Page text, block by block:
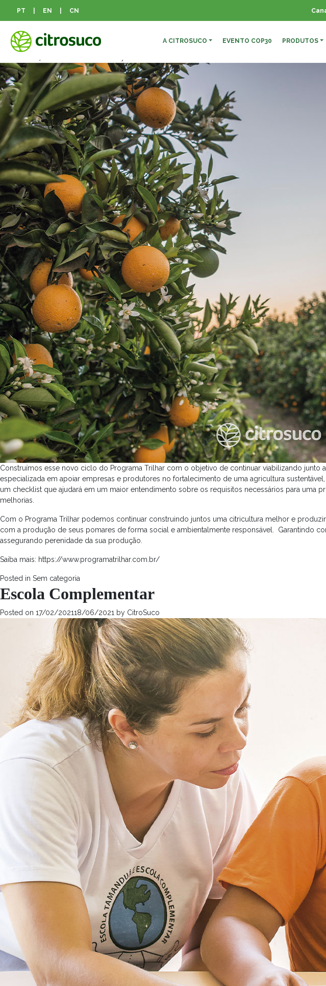
PT EN CN
A CITROSUCO EVENTO COP30 PRODUTOS
Dia: 17 de fevereiro de 2021
Programa Trilhar
Construímos esse novo ciclo do Programa Trilhar com o objetivo de continuar viabilizando
especializada em apoiar empresas e produtores no fortalecimento de uma agricultura
um checklist que ajudará em um maior entendimento sobre os requisitos necessários para uma
melhorias.
Com o Programa Trilhar podemos continuar construindo juntos uma citricultura melhor e
com a produção de seus pomares de forma social e ambientalmente responsável. Garantindo
assegurando perenidade da sua produção.
Saiba mais: https://www.programatrilhar.com.br/
Posted in Sem categoria
Escola Complementar
Posted on 17/02/202118/06/2021 by CitroSuco